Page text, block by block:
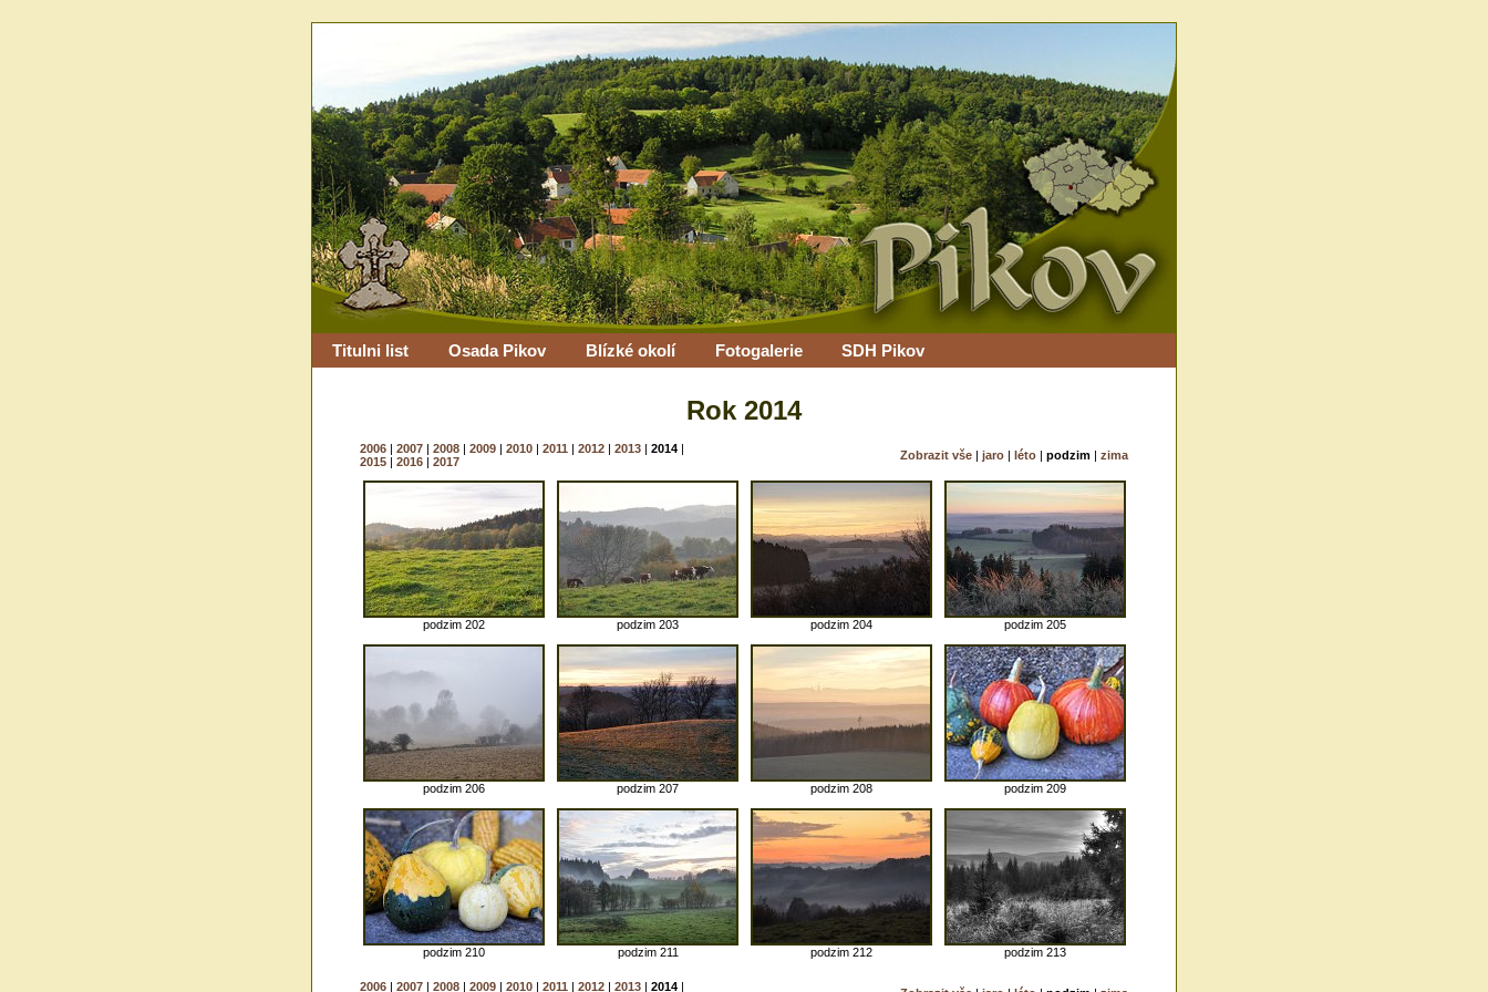
Titulni list Osada Pikov Blízké okolí Fotogalerie SDH Pikov
Rok 2014
2006 | 2007 | 2008 | 2009 | 2010 | 2011 | 2012 | 2013 | 2014 |
2015 | 2016 | 2017 Zobrazit vše | jaro | léto | podzim | zima
podzim 202 podzim 203 podzim 204 podzim 205
podzim 206 podzim 207 podzim 208 podzim 209
podzim 210 podzim 211 podzim 212 podzim 213
2006 | 2007 | 2008 | 2009 | 2010 | 2011 | 2012 | 2013 | 2014 |